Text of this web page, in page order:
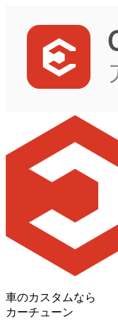
車のカスタムなら
カーチューン